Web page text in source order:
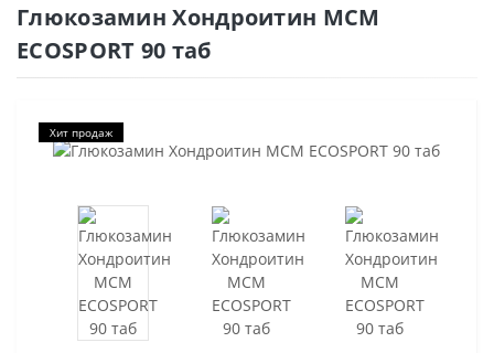
Глюкозамин Хондроитин МСМ
ECOSPORT 90 таб
Хит продаж